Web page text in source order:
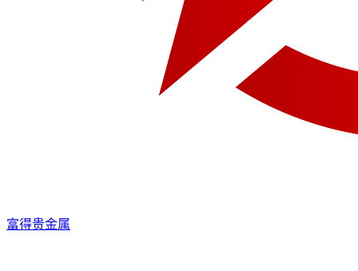
富得贵金属